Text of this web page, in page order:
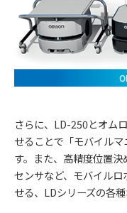
さらに、LD-250とオム
せることで「モバイル
す。また、高精度位置
センサなど、モバイル
せる、LDシリーズの各